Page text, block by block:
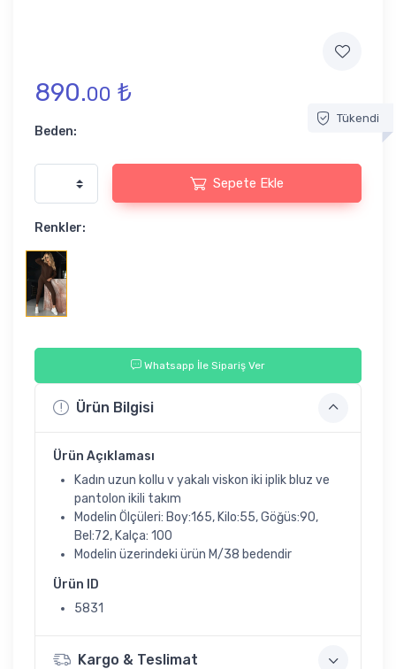
890.00 ₺
Tükendi
Beden:
Sepete Ekle
Renkler:
Whatsapp İle Sipariş Ver
Ürün Bilgisi
Ürün Açıklaması
Kadın uzun kollu v yakalı viskon iki iplik bluz ve
pantolon ikili takım
Modelin Ölçüleri: Boy:165, Kilo:55, Göğüs:90,
Bel:72, Kalça: 100
Modelin üzerindeki ürün M/38 bedendir
Ürün ID
5831
Kargo & Teslimat